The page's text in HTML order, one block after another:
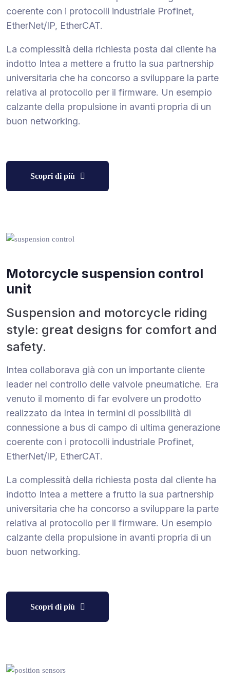
coerente con i protocolli industriale Profinet,
EtherNet/IP, EtherCAT.
La complessità della richiesta posta dal cliente ha
indotto Intea a mettere a frutto la sua partnership
universitaria che ha concorso a sviluppare la parte
relativa al protocollo per il firmware. Un esempio
calzante della propulsione in avanti propria di un
buon networking.
Scopri di più
Motorcycle suspension control
unit
Suspension and motorcycle riding
style: great designs for comfort and
safety.
Intea collaborava già con un importante cliente
leader nel controllo delle valvole pneumatiche. Era
venuto il momento di far evolvere un prodotto
realizzato da Intea in termini di possibilità di
connessione a bus di campo di ultima generazione
coerente con i protocolli industriale Profinet,
EtherNet/IP, EtherCAT.
La complessità della richiesta posta dal cliente ha
indotto Intea a mettere a frutto la sua partnership
universitaria che ha concorso a sviluppare la parte
relativa al protocollo per il firmware. Un esempio
calzante della propulsione in avanti propria di un
buon networking.
Scopri di più